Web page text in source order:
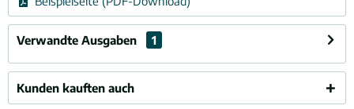
Verwandte Ausgaben 1
Kunden kauften auch